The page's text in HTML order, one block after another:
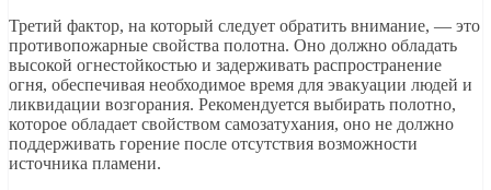
Третий фактор, на который следует обратить внимание, — это
противопожарные свойства полотна. Оно должно обладать
высокой огнестойкостью и задерживать распространение
огня, обеспечивая необходимое время для эвакуации людей и
ликвидации возгорания. Рекомендуется выбирать полотно,
которое обладает свойством самозатухания, оно не должно
поддерживать горение после отсутствия возможности
источника пламени.